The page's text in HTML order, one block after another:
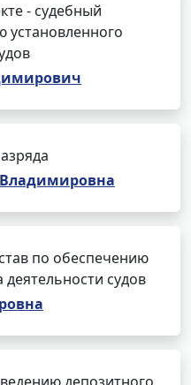
- судебный
установленного
по обеспечению
судов